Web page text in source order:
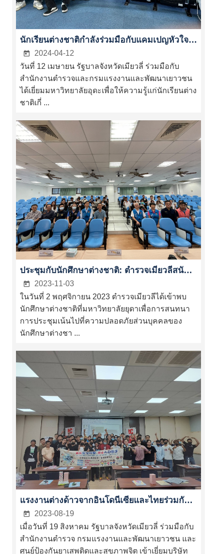
นักเรียนต่างชาติกำลังร่วมมือกับแคมเปญหัวใจสีฟ้าของสหประชาชาติเพื่อต่อสู้กับการค้ามนุษย์ร่วมกัน
2024-04-12
วันที่ 12 เมษายน รัฐบาลจังหวัดเมียวลี่ ร่วมมือกับ
สำนักงานตำรวจและกรมแรงงานและพัฒนาเยาวชน
ได้เยี่ยมมหาวิทยาลัยอุดะเพื่อให้ความรู้แก่นักเรียนต่าง
ชาติเกี่ ...
ประชุมกับนักศึกษาต่างชาติ: ตำรวจเมียวลีสนับสนุนการป้องกันการค้ามนุษย์ที่มหาวิทยาลัยยุดา
2023-11-03
ในวันที่ 2 พฤศจิกายน 2023 ตำรวจเมียวลีได้เข้าพบ
นักศึกษาต่างชาติที่มหาวิทยาลัยยุดาเพื่อการสนทนา
การประชุมเน้นไปที่ความปลอดภัยส่วนบุคคลของ
นักศึกษาต่างชา ...
แรงงานต่างด้าวจากอินโดนีเซียและไทยร่วมกันเข้าร่วมแคมเปญ "หัวใจสีฟ้า" ของสหประชาชาติเพื่อต่อสู้ร่วมกันกับการค้ามนุษย์
2023-08-19
เมื่อวันที่ 19 สิงหาคม รัฐบาลจังหวัดเมียวลี่ ร่วมมือกับ
สำนักงานตำรวจ กรมแรงงานและพัฒนาเยาวชน และ
ศูนย์ป้องกันยาเสพติดและสุขภาพจิต เข้าเยี่ยมบริษัท